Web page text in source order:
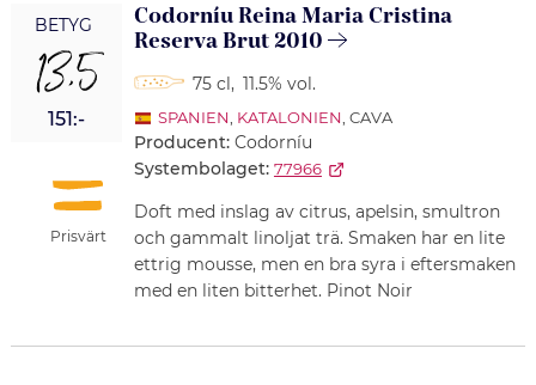
BETYG
13,5
151:-
Prisvärt
Codorníu Reina Maria Cristina
Reserva Brut 2010
75 cl, 11.5% vol.
SPANIEN KATALONIEN , CAVA
Producent: Codorníu
Systembolaget: 77966
Doft med inslag av citrus, apelsin, smultron
och gammalt linoljat trä. Smaken har en lite
ettrig mousse, men en bra syra i eftersmaken
med en liten bitterhet. Pinot Noir